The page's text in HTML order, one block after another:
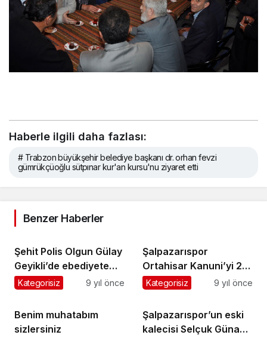
Haberle ilgili daha fazlası:
# Trabzon büyükşehir belediye başkanı dr. orhan fevzi
gümrükçüoğlu sütpınar kur'an kursu'nu ziyaret etti
Benzer Haberler
Şehit Polis Olgun Gülay
Geyikli’de ebediyete
uğurlandı
Kategorisiz 9 yıl önce
Şalpazarıspor
Ortahisar Kanuni’yi 2-1
mağlup etti
Kategorisiz 9 yıl önce
Benim muhatabım
sizlersiniz
Şalpazarıspor’un eski
kalecisi Selçuk Günay